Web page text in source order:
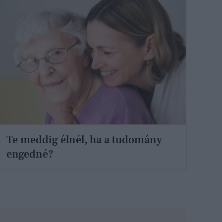
Te meddig élnél, ha a tudomány
engedné?